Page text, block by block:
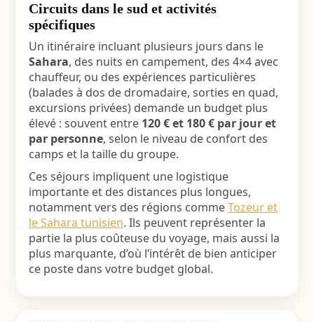
Circuits dans le sud et activités
spécifiques
Un itinéraire incluant plusieurs jours dans le
Sahara, des nuits en campement, des 4×4 avec
chauffeur, ou des expériences particulières
(balades à dos de dromadaire, sorties en quad,
excursions privées) demande un budget plus
élevé : souvent entre 120 € et 180 € par jour et
par personne, selon le niveau de confort des
camps et la taille du groupe.
Ces séjours impliquent une logistique
importante et des distances plus longues,
notamment vers des régions commeTozeur et
le Sahara tunisien. Ils peuvent représenter la
partie la plus coûteuse du voyage, mais aussi la
plus marquante, d’où l’intérêt de bien anticiper
ce poste dans votre budget global.